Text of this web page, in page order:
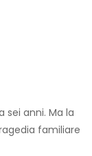
sei anni. Ma la
familiare